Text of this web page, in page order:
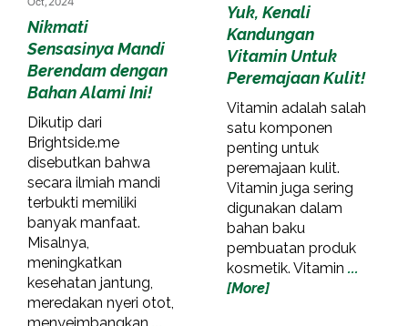
Nikmati
Sensasinya Mandi
Berendam dengan
Bahan Alami Ini!
Dikutip dari
Brightside.me
disebutkan bahwa
secara ilmiah mandi
terbukti memiliki
banyak manfaat.
Misalnya,
meningkatkan
kesehatan jantung,
meredakan nyeri otot,
Yuk, Kenali
Kandungan
Vitamin Untuk
Peremajaan Kulit!
Vitamin adalah salah
satu komponen
penting untuk
peremajaan kulit.
Vitamin juga sering
digunakan dalam
bahan baku
pembuatan produk
kosmetik. Vitamin ...
[More]